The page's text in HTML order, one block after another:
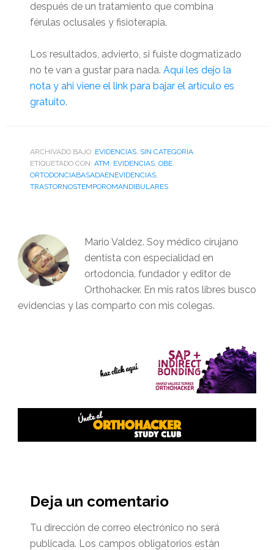
después de un tratamiento que combina
férulas oclusales y fisioterapia.
Los resultados, advierto, si fuiste dogmatizado
no te van a gustar para nada. Aquí les dejo la
nota y ahi viene el link para bajar el artículo es
gratuito.
ARCHIVADO BAJO: EVIDENCIAS, SIN CATEGORÍA
ETIQUETADO CON: ATM EVIDENCIAS, OBE,
ORTODONCIABASADAENEVIDENCIAS,
TRASTORNOSTEMPOROMANDIBULARES
Mario Valdez. Soy médico cirujano
dentista con especialidad en
ortodoncia, fundador y editor de
Orthohacker. En mis ratos libres busco
evidencias y las comparto con mis colegas.
del
lector
Deja un comentario
Tu dirección de correo electrónico no será
publicada. Los campos obligatorios están